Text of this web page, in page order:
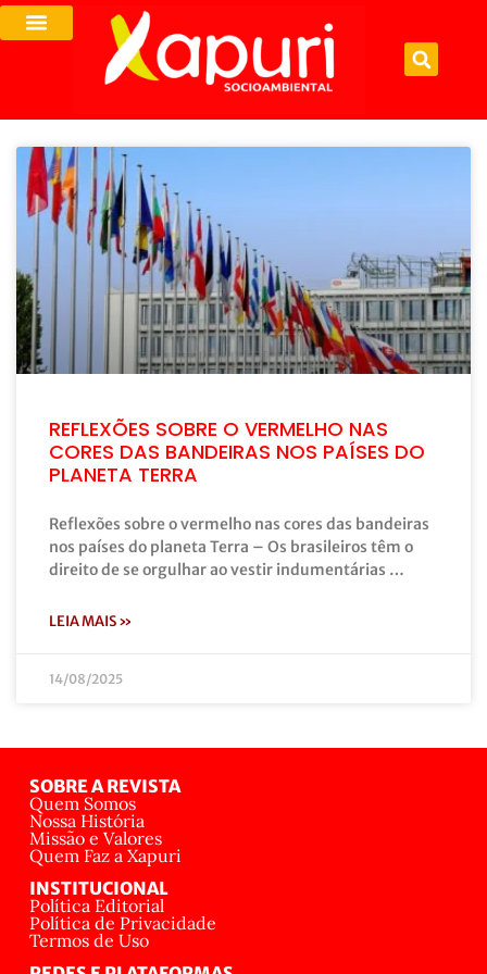
REFLEXÕES SOBRE O VERMELHO NAS
CORES DAS BANDEIRAS NOS PAÍSES DO
PLANETA TERRA
Reflexões sobre o vermelho nas cores das bandeiras
nos países do planeta Terra – Os brasileiros têm o
direito de se orgulhar ao vestir indumentárias …
LEIA MAIS »
14/08/2025
SOBRE A REVISTA
Quem Somos
Nossa História
Missão e Valores
Quem Faz a Xapuri
INSTITUCIONAL
Política Editorial
Política de Privacidade
Termos de Uso